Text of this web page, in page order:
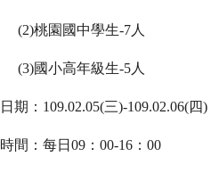
(2)桃園國中學生-7人
(3)國小高年級生-5人
日期： 109.02.05(三)-109.02.06(四)
時間：每日 09 ： 00-16 ： 00